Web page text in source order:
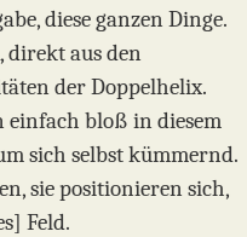
diese ganzen Dinge.
direkt aus den
der Doppelhelix.
einfach bloß in diesem
sich selbst kümmernd.
sie positionieren sich,
Feld.